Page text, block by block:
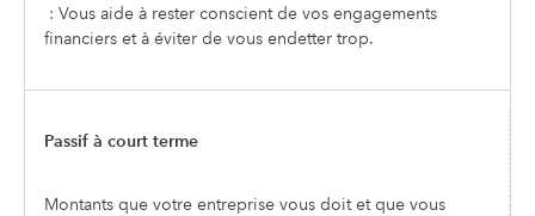
: Vous aide à rester conscient de vos engagements
financiers et à éviter de vous endetter trop.
Passif à court terme
Montants que votre entreprise vous doit et que vous